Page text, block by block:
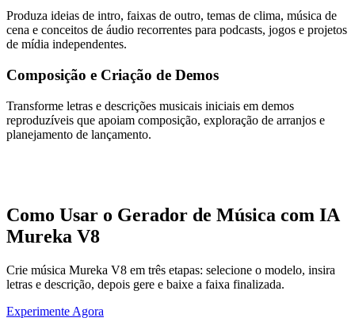
Produza ideias de intro, faixas de outro, temas de clima, música de
cena e conceitos de áudio recorrentes para podcasts, jogos e projetos
de mídia independentes.
Composição e Criação de Demos
Transforme letras e descrições musicais iniciais em demos
reproduzíveis que apoiam composição, exploração de arranjos e
planejamento de lançamento.
Como Usar o Gerador de Música com IA
Mureka V8
Crie música Mureka V8 em três etapas: selecione o modelo, insira
letras e descrição, depois gere e baixe a faixa finalizada.
Experimente Agora